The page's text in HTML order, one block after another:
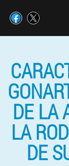
DE LA
LA
DE